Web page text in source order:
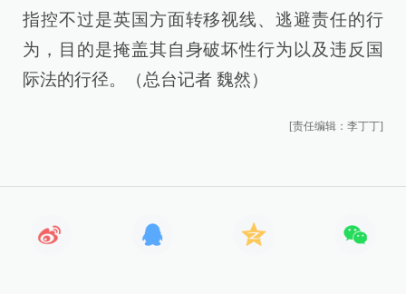
指控不过是英国方面转移视线、逃避责任的行
为，目的是掩盖其自身破坏性行为以及违反国
际法的行径。（总台记者 魏然）
[责任编辑：李丁丁]